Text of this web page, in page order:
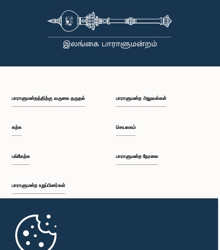
பாராளுமன்றத்திற்கு வருகை தருதல்
கற்க
பங்கேற்க
பாராளுமன்ற உறுப்பினர்கள்
முதற்பக்கம்
பாராளுமன்ற அலுவல்கள்
செயலகம்
பாராளுமன்ற நேரலை